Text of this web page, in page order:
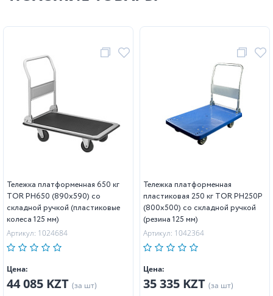
Тележка платформенная 650 кг
TOR PH650 (890x590) со
складной ручкой (пластиковые
колеса 125 мм)
Артикул: 1024684
Цена:
44 085 KZT (за шт)
Тележка платформенная
пластиковая 250 кг TOR PH250P
(800х500) со складной ручкой
(резина 125 мм)
Артикул: 1042364
Цена:
35 335 KZT (за шт)